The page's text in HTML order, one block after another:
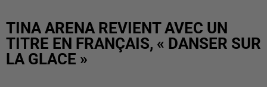
TINA ARENA REVIENT AVEC UN
TITRE EN FRANÇAIS, « DANSER SUR
LA GLACE »